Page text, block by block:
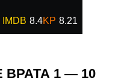
8.4 8.21
1 — 10